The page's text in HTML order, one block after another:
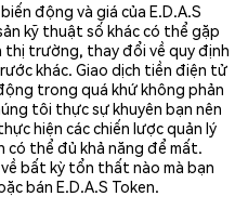
động và giá của E.D.A.S
kỹ thuật số khác có thể gặp
thị trường, thay đổi về quy định
khác. Giao dịch tiền điện tử
trong quá khứ không phản
tôi thực sự khuyên bạn nên
hiện các chiến lược quản lý
có thể đủ khả năng để mất.
bất kỳ tổn thất nào mà bạn
bán E.D.A.S Token.